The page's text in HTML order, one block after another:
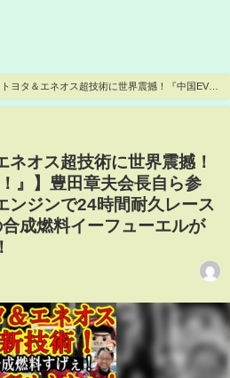
トヨタ＆エネオス超技術に世界震撼！『中国EVを
！奇跡の液体水素エンジンで24時間耐久レース
ネオス超技術に世界震撼！
』】豊田章夫会長自ら参
ンジンで24時間耐久レース
成燃料イーフューエルが